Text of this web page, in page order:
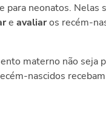
para neonatos. Nelas
e avaliaros recém-
materno não seja
nascidos